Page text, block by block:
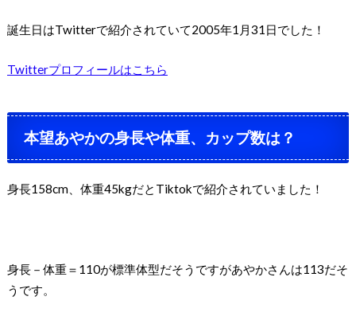
誕生日はTwitterで紹介されていて2005年1月31日でした！
Twitterプロフィールはこちら
本望あやかの身長や体重、カップ数は？
身長158cm、体重45kgだとTiktokで紹介されていました！
身長－体重＝110が標準体型だそうですがあやかさんは113だそ
うです。